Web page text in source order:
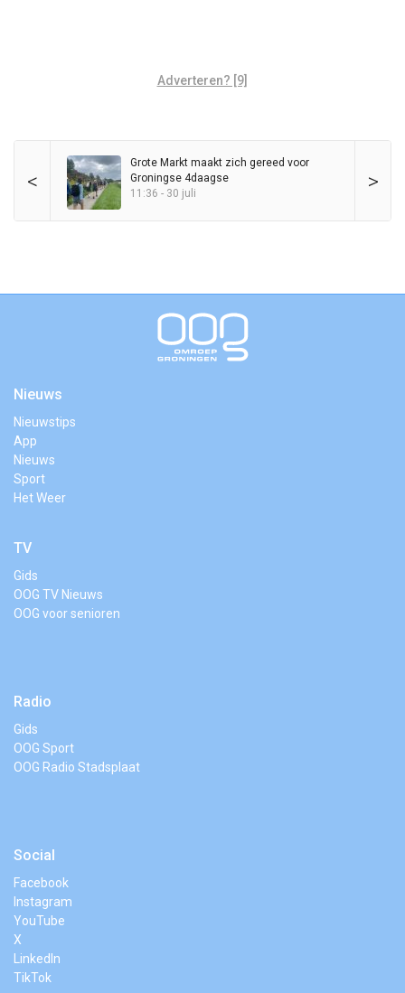
Adverteren? [9]
< >
Grote Markt maakt zich gereed voor
Groningse 4daagse
11:36 - 30 juli
Nieuws
Nieuwstips
App
Nieuws
Sport
Het Weer
TV
Gids
OOG TV Nieuws
OOG voor senioren
Radio
Gids
OOG Sport
OOG Radio Stadsplaat
Social
Facebook
Instagram
YouTube
X
LinkedIn
TikTok